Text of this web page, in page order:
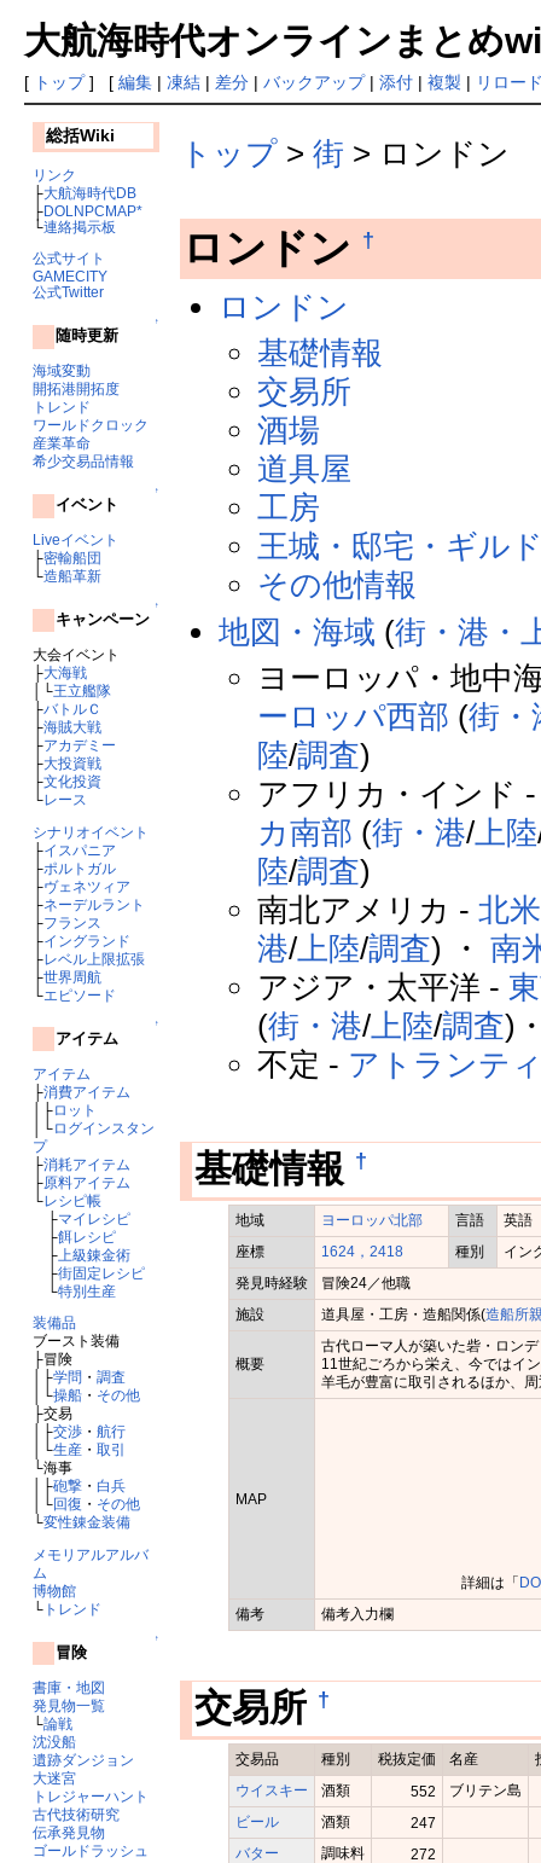
大航海時代オンラインまとめ
[ トップ] [ 編集| 凍結| 差分| バックアップ| 添付| 複製 | リロー
総括Wiki
リンク
├大航海時代DB
├DOLNPCMAP*
└連絡掲示板
公式サイト
GAMECITY
公式Twitter
↑
随時更新
海域変動
開拓港開拓度
トレンド
ワールドクロック
産業革命
希少交易品情報
↑
イベント
Liveイベント
├密輸船団
└造船革新
↑
キャンペーン
大会イベント
├大海戦
│└王立艦隊
├バトルＣ
├海賊大戦
├アカデミー
├大投資戦
├文化投資
└レース
シナリオイベント
├イスパニア
├ポルトガル
├ヴェネツィア
├ネーデルラント
├フランス
├イングランド
├レベル上限拡張
├世界周航
└エピソード
↑
アイテム
アイテム
├消費アイテム
│├ロット
│└ログインスタン
プ
├消耗アイテム
├原料アイテム
└レシピ帳
├マイレシピ
├餌レシピ
├上級錬金術
├街固定レシピ
└特別生産
装備品
ブースト装備
├冒険
│├学問 ・ 調査
│└操船・ その他
├交易
│├交渉・ 航行
│└生産・ 取引
└海事
│├砲撃・ 白兵
│└回復 ・ その他
└変性錬金装備
メモリアルアルバ
ム
博物館
└トレンド
↑
冒険
書庫・地図
発見物一覧
└論戦
沈没船
遺跡ダンジョン
大迷宮
トレジャーハント
古代技術研究
伝承発見物
ゴールドラッシュ
トップ >街 > ロンドン
ロンドン †
ロンドン
基礎情報
交易所
酒場
道具屋
工房
王城・邸宅・ギル
その他情報
地図・海域 (街・港・
ヨーロッパ・地中
ーロッパ西部 (街・
陸/調査)
アフリカ・インド
カ南部 (街・港/上陸
陸/調査)
南北アメリカ -北米
港/上陸/調査) ・南
アジア・太平洋 -
(街・港/上陸/調査)
不定 - アトランテ
基礎情報 †
地域 ヨーロッパ北部 言語
英語
座標
1624，2418 種別
イン
発見時経験
冒険24／他職
施設
道具屋・工房・造船関係(造船所
概要
古代ローマ人が築いた砦・ロン
11世紀ごろから栄え、今ではイ
羊毛が豊富に取引されるほか、
MAP
詳細は「
備考
備考入力欄
交易所 †
交易品 種別 税抜定価 名産
ウイスキー
酒類 552
ブリテン島
ビール
酒類
247
バター
調味料
272